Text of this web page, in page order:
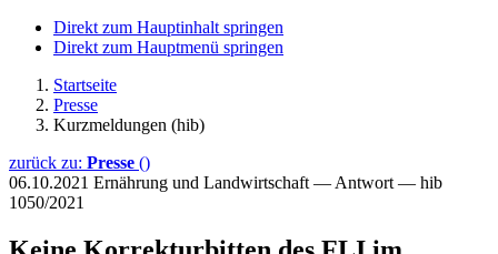
Direkt zum Hauptinhalt springen
Direkt zum Hauptmenü springen
Startseite
Presse
Kurzmeldungen (hib)
zurück zu: Presse ()
06.10.2021 Ernährung und Landwirtschaft — Antwort — hib
1050/2021